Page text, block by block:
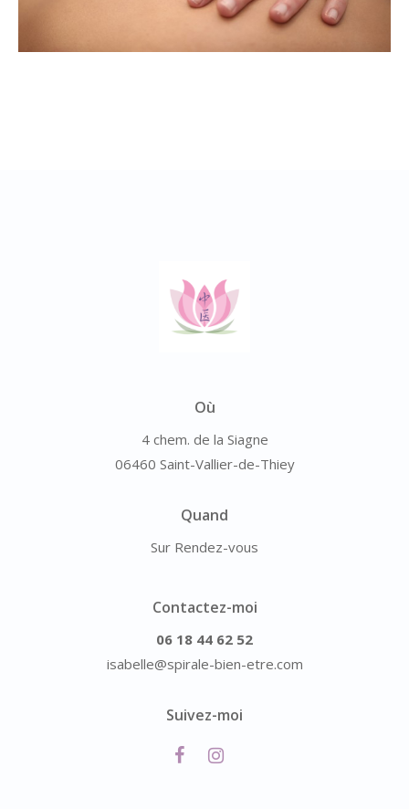
Où
4 chem. de la Siagne
06460 Saint-Vallier-de-Thiey
Quand
Sur Rendez-vous
Contactez-moi
06 18 44 62 52
isabelle@spirale-bien-etre.com
Suivez-moi